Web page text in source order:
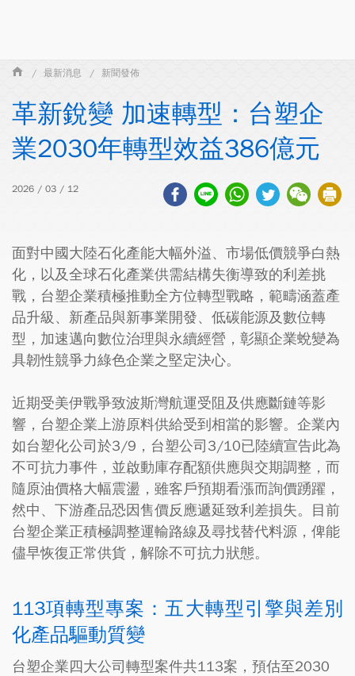
最新消息 新聞發佈
革新銳變 加速轉型：台塑企
業2030年轉型效益386億元
2026 / 03 / 12
面對中國大陸石化產能大幅外溢、市場低價競爭白熱
化，以及全球石化產業供需結構失衡導致的利差挑
戰，台塑企業積極推動全方位轉型戰略，範疇涵蓋產
品升級、新產品與新事業開發、低碳能源及數位轉
型，加速邁向數位治理與永續經營，彰顯企業蛻變為
具韌性競爭力綠色企業之堅定決心。
近期受美伊戰爭致波斯灣航運受阻及供應斷鏈等影
響，台塑企業上游原料供給受到相當的影響。企業內
如台塑化公司於3/9，台塑公司3/10已陸續宣告此為
不可抗力事件，並啟動庫存配額供應與交期調整，而
隨原油價格大幅震盪，雖客戶預期看漲而詢價踴躍，
然中、下游產品恐因售價反應遞延致利差損失。目前
台塑企業正積極調整運輸路線及尋找替代料源，俾能
儘早恢復正常供貨，解除不可抗力狀態。
113項轉型專案：五大轉型引擎與差別
化產品驅動質變
台塑企業四大公司轉型案件共113案，預估至2030